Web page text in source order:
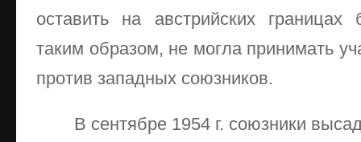
оставить на австрийских
таким образом, не могла принимать
против западных союзников.
В сентябре 1954 г. союзники